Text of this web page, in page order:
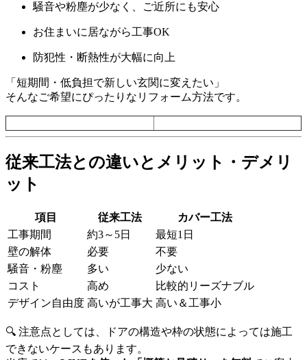
騒音や粉塵が少なく、ご近所にも安心
お住まいに居ながら工事OK
防犯性・断熱性が大幅に向上
「短期間・低負担で新しい玄関に変えたい」
そんなご希望にぴったりなリフォーム方法です。
従来工法との違いとメリット・デメリ
ット
項目 従来工法
カバー工法
工事期間
約3～5日
最短1日
壁の解体
必要
不要
騒音・粉塵
多い
少ない
コスト
高め
比較的リーズナブル
デザイン自由度 高いが工事大 高い＆工事小
🔍 注意点としては、ドアの構造や枠の状態によっては施工
できないケースもあります。